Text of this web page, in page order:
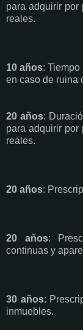
para adquirir por
reales.
10 años:
en caso de ruina
20 años:
para adquirir por
reales.
20 años:
20 años:
continuas y
30 años:
inmuebles.